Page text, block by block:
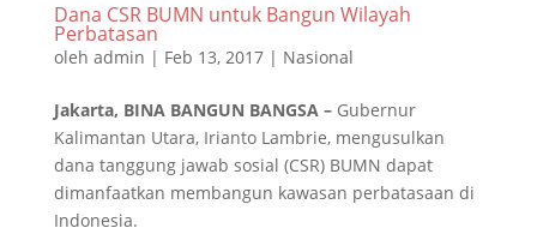
Dana CSR BUMN untuk Bangun Wilayah
Perbatasan
oleh admin | Feb 13, 2017| Nasional
Jakarta, BINA BANGUN BANGSA – Gubernur
Kalimantan Utara, Irianto Lambrie, mengusulkan
dana tanggung jawab sosial (CSR) BUMN dapat
dimanfaatkan membangun kawasan perbatasaan di
Indonesia.